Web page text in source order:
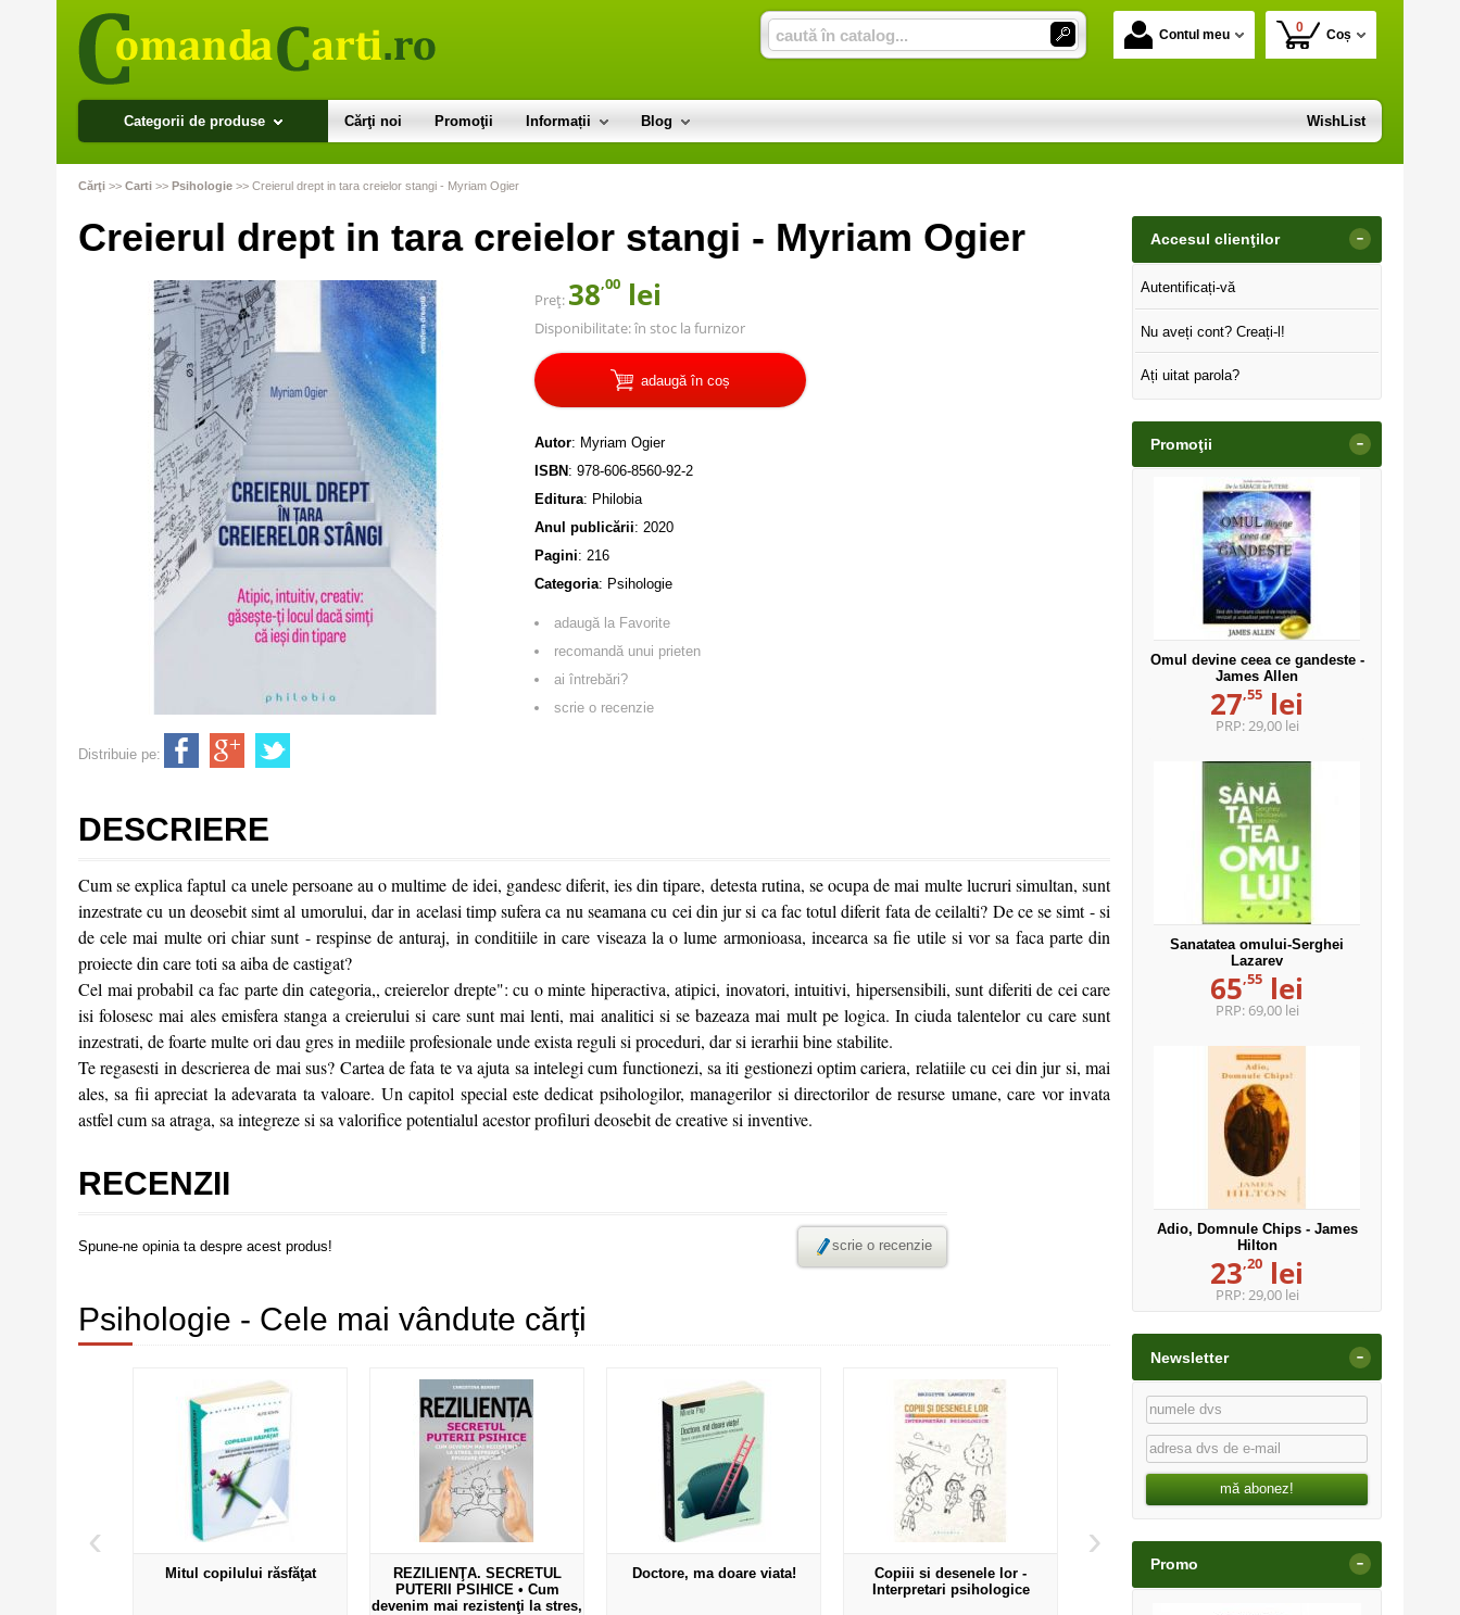
Contul meu 0 Coș
Categorii de produse Cărţi noi Promoţii Informații Blog WishList
Cărţi >> Carti >> Psihologie >> Creierul drept in tara creielor stangi - Myriam Ogier
Creierul drept in tara creielor stangi - Myriam Ogier
Preț: 38,00 lei
Disponibilitate:în stoc la furnizor
adaugă în coș
Autor: Myriam Ogier
ISBN : 978-606-8560-92-2
Editura: Philobia
Anul publicării: 2020
Pagini: 216
Categoria: Psihologie
adaugă la Favorite
recomandă unui prieten
ai întrebări?
scrie o recenzie
Distribuie pe:
DESCRIERE
Cum se explica faptul ca unele persoane au o multime de idei, gandesc diferit, ies din tipare, detesta rutina, se ocupa de mai multe lucruri simultan, sunt
inzestrate cu un deosebit simt al umorului, dar in acelasi timp sufera ca nu seamana cu cei din jur si ca fac totul diferit fata de ceilalti? De ce se simt - si
de cele mai multe ori chiar sunt - respinse de anturaj, in conditiile in care viseaza la o lume armonioasa, incearca sa fie utile si vor sa faca parte din
proiecte din care toti sa aiba de castigat?
Cel mai probabil ca fac parte din categoria,, creierelor drepte": cu o minte hiperactiva, atipici, inovatori, intuitivi, hipersensibili, sunt diferiti de cei care
isi folosesc mai ales emisfera stanga a creierului si care sunt mai lenti, mai analitici si se bazeaza mai mult pe logica. In ciuda talentelor cu care sunt
inzestrati, de foarte multe ori dau gres in mediile profesionale unde exista reguli si proceduri, dar si ierarhii bine stabilite.
Te regasesti in descrierea de mai sus? Cartea de fata te va ajuta sa intelegi cum functionezi, sa iti gestionezi optim cariera, relatiile cu cei din jur si, mai
ales, sa fii apreciat la adevarata ta valoare. Un capitol special este dedicat psihologilor, managerilor si directorilor de resurse umane, care vor invata
astfel cum sa atraga, sa integreze si sa valorifice potentialul acestor profiluri deosebit de creative si inventive.
RECENZII
Spune-ne opinia ta despre acest produs! scrie o recenzie
Psihologie - Cele mai vândute cărți
‹
Mitul copilului răsfăţat
REZILIENŢA. SECRETUL
PUTERII PSIHICE • Cum
devenim mai rezistenţi la stres,
Doctore, ma doare viata!
Copiii si desenele lor -
Interpretari psihologice
Corpul isi aminteste -
Psihofiziologia si tratamentul
Ferestre catre
›
Accesul clienţilor -
Autentificați-vă
Nu aveți cont? Creați-l!
Ați uitat parola?
Promoţii -
Omul devine ceea ce gandeste -
James Allen
27,55 lei
PRP:29,00 lei
Sanatatea omului-Serghei
Lazarev
65,55 lei
PRP: 69,00 lei
Adio, Domnule Chips - James
Hilton
23,20 lei
PRP:29,00 lei
Newsletter -
mă abonez!
Promo -